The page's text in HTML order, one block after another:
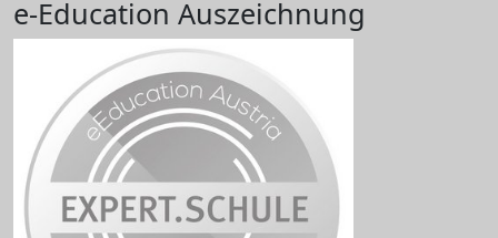
e-Education Auszeichnung